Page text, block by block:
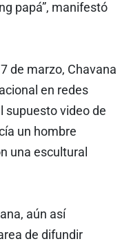
papá”, manifestó
de marzo, Chavana
en redes
supuesto video de
un hombre
una escultural
aún así
de difundir